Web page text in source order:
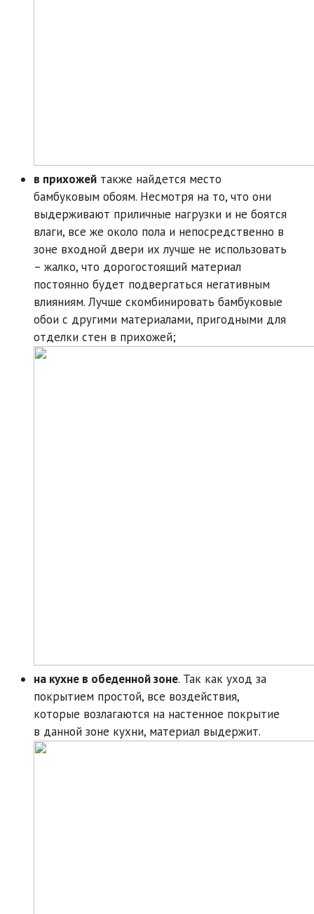
в прихожей также найдется место
бамбуковым обоям. Несмотря на то, что они
выдерживают приличные нагрузки и не боятся
влаги, все же около пола и непосредственно в
зоне входной двери их лучше не использовать
– жалко, что дорогостоящий материал
постоянно будет подвергаться негативным
влияниям. Лучше скомбинировать бамбуковые
обои с другими материалами, пригодными для
отделки стен в прихожей;
на кухне в обеденной зоне. Так как уход за
покрытием простой, все воздействия,
которые возлагаются на настенное покрытие
в данной зоне кухни, материал выдержит.